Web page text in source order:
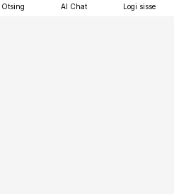
Otsing AI Chat Logi sisse